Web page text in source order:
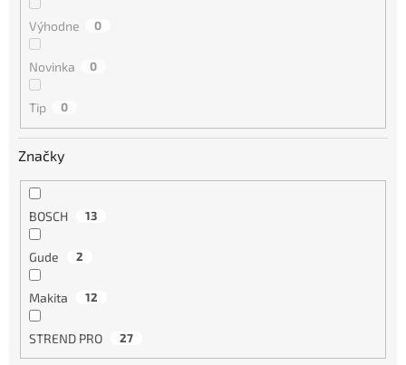
Výhodne 0
Novinka 0
Tip 0
Značky
BOSCH 13
Gude 2
Makita 12
STREND PRO 27